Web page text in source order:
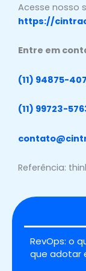
Acesse nosso
https://
Entre em
(11) 94875-
(11) 99723-
Referência:
RevOps: o
que adotar